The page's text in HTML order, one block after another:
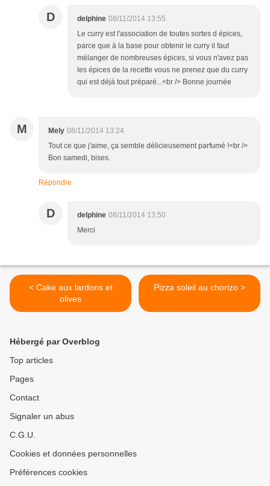
D delphine 08/11/2014 13:55
Le curry est l'association de toutes sortes d épices,
parce que à la base pour obtenir le curry il faut
mélanger de nombreuses épices, si vous n'avez pas
les épices de la recette vous ne prenez que du curry
qui est déjà tout préparé...<br /> Bonne journée
M Mely 08/11/2014 13:24
Tout ce que j'aime, ça semble délicieusement parfumé !<br />
Bon samedi, bises.
Répondre
D delphine 08/11/2014 13:50
Merci
< Cake aux lardons et
olives
Pizza soleil au chorizo >
Hébergé par Overblog
Top articles
Pages
Contact
Signaler un abus
C.G.U.
Cookies et données personnelles
Préférences cookies